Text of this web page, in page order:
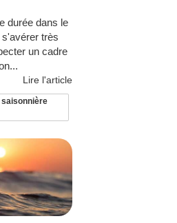
durée dans le
très
un cadre
Lire l'article